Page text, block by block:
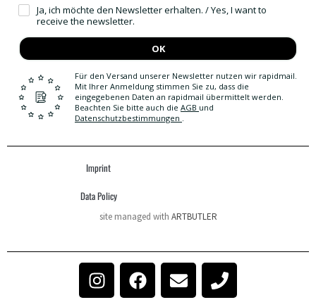
Ja, ich möchte den Newsletter erhalten. / Yes, I want to
receive the newsletter.
OK
Für den Versand unserer Newsletter nutzen wir rapidmail.
Mit Ihrer Anmeldung stimmen Sie zu, dass die
eingegebenen Daten an rapidmail übermittelt werden.
Beachten Sie bitte auch die AGB und
Datenschutzbestimmungen .
Imprint
Data Policy
site managed with ARTBUTLER